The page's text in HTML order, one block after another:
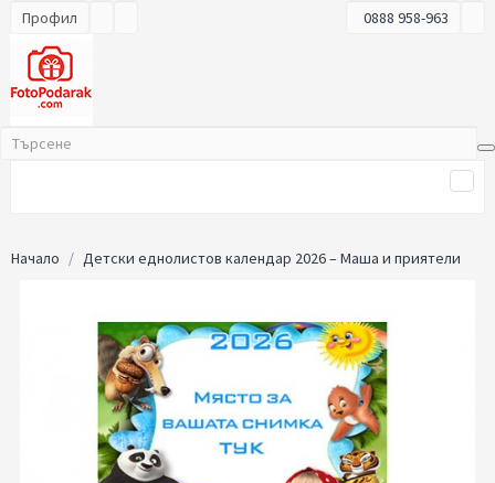
Профил 0888 958-963
Начало Детски еднолистов календар 2026 – Маша и приятели